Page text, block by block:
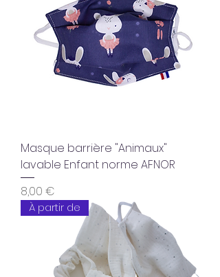
Masque barrière "Animaux"
lavable Enfant norme AFNOR
Prix
8,00 €
À partir de